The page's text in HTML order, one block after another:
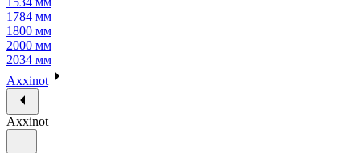
1784 мм
1800 мм
2000 мм
2034 мм
Axxinot
Axxinot